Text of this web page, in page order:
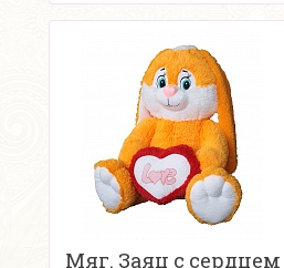
Мяг. Заяц с сердцем